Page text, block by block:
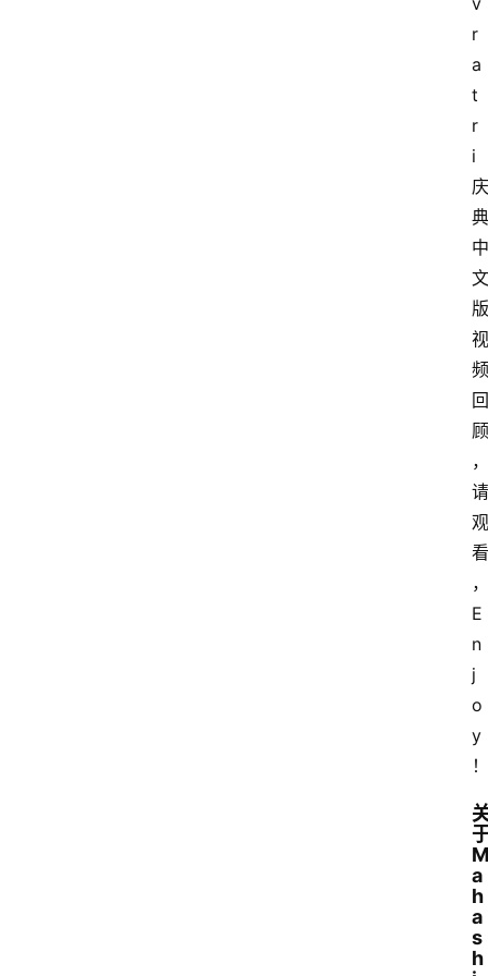
r
a
t
r
i
庆
典
中
文
版
视
频
回
顾
，
请
观
看
，
E
n
j
o
y
！
M
a
h
a
s
h